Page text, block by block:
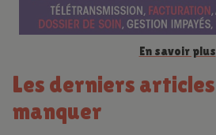
En savoir plus
Les derniers articles à ne pas
manquer